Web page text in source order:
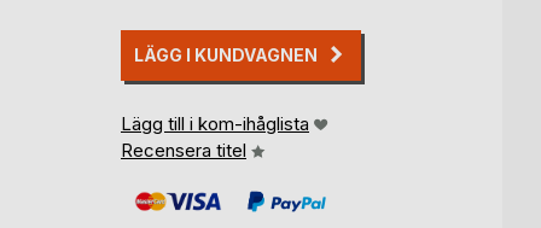
LÄGG I KUNDVAGNEN
Lägg till i kom-ihåglista
Recensera titel